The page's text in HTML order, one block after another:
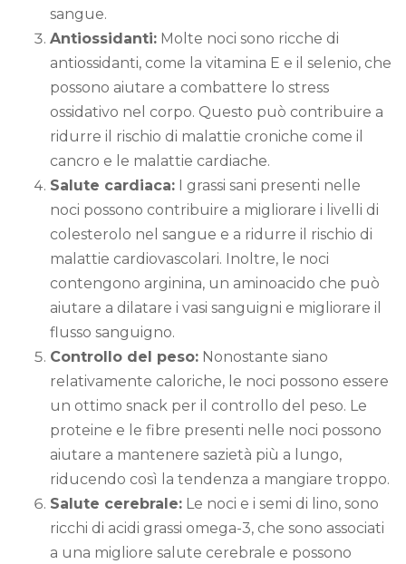
sangue.
Antiossidanti: Molte noci sono ricche di
antiossidanti, come la vitamina E e il selenio, che
possono aiutare a combattere lo stress
ossidativo nel corpo. Questo può contribuire a
ridurre il rischio di malattie croniche come il
cancro e le malattie cardiache.
Salute cardiaca: I grassi sani presenti nelle
noci possono contribuire a migliorare i livelli di
colesterolo nel sangue e a ridurre il rischio di
malattie cardiovascolari. Inoltre, le noci
contengono arginina, un aminoacido che può
aiutare a dilatare i vasi sanguigni e migliorare il
flusso sanguigno.
Controllo del peso: Nonostante siano
relativamente caloriche, le noci possono essere
un ottimo snack per il controllo del peso. Le
proteine e le fibre presenti nelle noci possono
aiutare a mantenere sazietà più a lungo,
riducendo così la tendenza a mangiare troppo.
Salute cerebrale: Le noci e i semi di lino, sono
ricchi di acidi grassi omega-3, che sono associati
a una migliore salute cerebrale e possono